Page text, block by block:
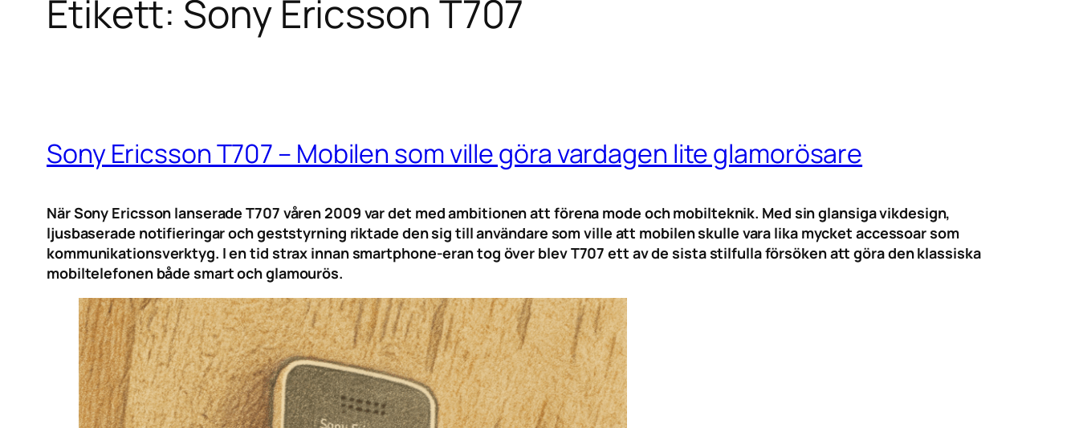
Etikett: Sony Ericsson T707
Sony Ericsson T707 – Mobilen som ville göra vardagen lite glamorösare
När Sony Ericsson lanserade T707 våren 2009 var det med ambitionen att förena mode och mobilteknik. Med sin glansiga vikdesign,
ljusbaserade notifieringar och geststyrning riktade den sig till användare som ville att mobilen skulle vara lika mycket accessoar som
kommunikationsverktyg. I en tid strax innan smartphone-eran tog över blev T707 ett av de sista stilfulla försöken att göra den klassiska
mobiltelefonen både smart och glamourös.